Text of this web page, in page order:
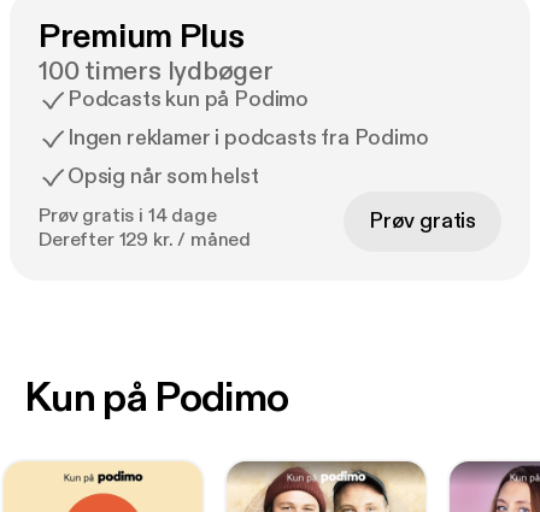
Premium Plus
100 timers lydbøger
Podcasts kun på Podimo
Ingen reklamer i podcasts fra Podimo
Opsig når som helst
Prøv gratis i 14 dage
Derefter 129 kr. / måned
Prøv gratis
Kun på Podimo